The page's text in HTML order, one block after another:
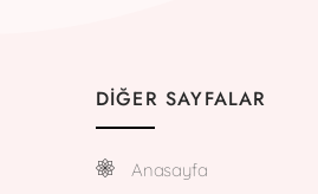
DIĞER SAYFALAR
Anasayfa